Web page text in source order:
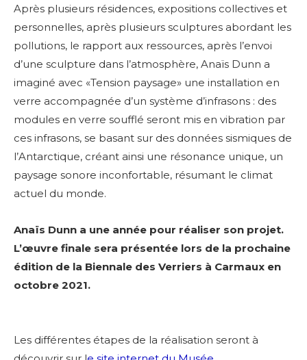
Après plusieurs résidences, expositions collectives et
personnelles, après plusieurs sculptures abordant les
pollutions, le rapport aux ressources, après l’envoi
d’une sculpture dans l’atmosphère, Anaïs Dunn a
imaginé avec «Tension paysage» une installation en
verre accompagnée d’un système d’infrasons : des
modules en verre soufflé seront mis en vibration par
ces infrasons, se basant sur des données sismiques de
l’Antarctique, créant ainsi une résonance unique, un
paysage sonore inconfortable, résumant le climat
actuel du monde.
Anaïs Dunn a une année pour réaliser son projet.
L’œuvre finale sera présentée lors de la prochaine
édition de la Biennale des Verriers à Carmaux en
octobre 2021.
Les différentes étapes de la réalisation seront à